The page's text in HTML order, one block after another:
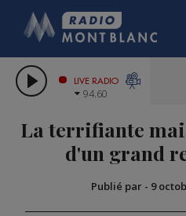
LES
CITIZEN
GRAND MASSIF
COMPAGNIE
LIVE RADIO
94.60
La terrifiante
d'un grand
Publié par - 9